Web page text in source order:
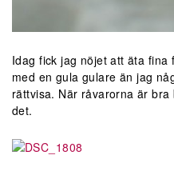
Idag fick jag nöjet att äta
med en gula gulare än jag
rättvisa. När råvarorna är
det.